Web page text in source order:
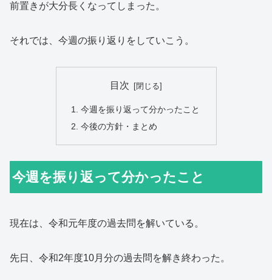
前置きが大分長くなってしまった。
それでは、今週の振り返りをしていこう。
目次
今週を振り返って分かったこと
今後の方針・まとめ
今週を振り返って分かったこと
現在は、令和元年度の過去問を解いている。
先日、令和2年度10月分の過去問を解き終わった。